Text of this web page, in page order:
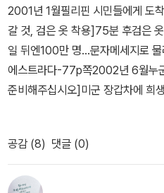
해 주었다.이번 시즌2에는 인식의
가 많이 실린 듯 하다.(특히 '락'부
았지만 시간이 흐른 후 인정을 받
많이 실렸다. 단순하게 사는 법을
사회참여를 했던 첨바왐바,전위적
했던 렘브란트, 어른들을 위한 동
이 얻은 부분이었다. 좀 뭔가 다른
에게 이런 사람들의 이야기는 꿈을
지를 다시 가다듬도록 일깨워주었
도 청년은 쓰러졌다 다시 일어나기
지 4분 가량 지나자 청년은 상체를
절규하기 시작했다. “근로기준법
라!” “일요일은 쉬게해달라!” 다음
다. “전태일. 그는 노동을 위해, 그
로 돌아왔다. 그는 우리 모두를 변
사회의, 우리 안의 죽음을 그가 태
2001년 1월필리핀 시민들에게 도
갈 것, 검은 옷 착용]75분 후검은
일 뒤엔100만 명…문자메세지로
에스트라다-77p쪽2002년 6월누
준비해주십시오]미군 장갑차에 희
공감 (8) 댓글 (0)